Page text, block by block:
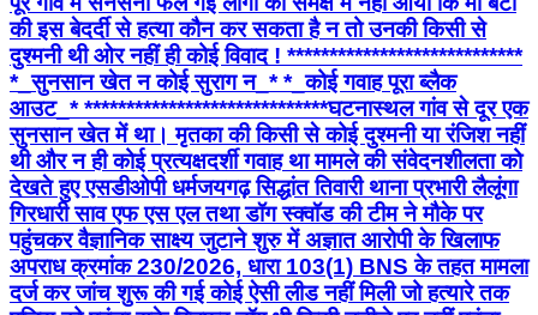
की इस बेदर्दी से हत्या कौन कर सकता है न तो उनकी किसी से
दुश्मनी थी ओर नहीं ही कोई विवाद ! ****************************
*_सुनसान खेत न कोई सुराग न_* *_कोई गवाह पूरा ब्लैक
आउट_* ***************************** ​घटनास्थल गांव से दूर एक
सुनसान खेत में था। मृतका की किसी से कोई दुश्मनी या रंजिश नहीं
थी और न ही कोई प्रत्यक्षदर्शी गवाह था मामले की संवेदनशीलता को
देखते हुए एसडीओपी धर्मजयगढ़ सिद्धांत तिवारी थाना प्रभारी लैलूंगा
गिरधारी साव एफ एस एल तथा डॉग स्क्वॉड की टीम ने मौके पर
पहुंचकर वैज्ञानिक साक्ष्य जुटाने ​शुरु में अज्ञात आरोपी के खिलाफ
अपराध क्रमांक 230/2026, धारा 103(1) BNS के तहत मामला
दर्ज कर जांच शुरू की गई कोई ऐसी लीड नहीं मिली जो हत्यारे तक